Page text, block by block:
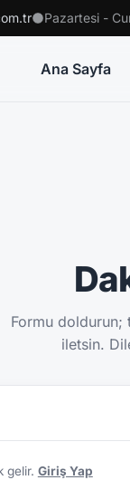
Pazartesi -
Ana Sayfa
Formu doldurun;
iletsin.
gelir. Giriş Yap